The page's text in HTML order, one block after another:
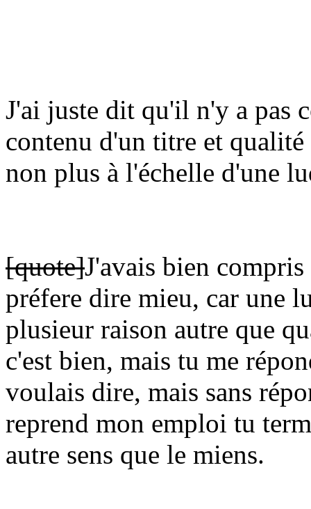
J'ai juste dit qu'il n'y a pas
contenu d'un titre et
non plus à l'échelle d'une
[quote]J'avais bien
préfere dire mieu, car une
plusieur raison autre que
c'est bien, mais tu me
voulais dire, mais sans
reprend mon emploi tu
autre sens que le miens.